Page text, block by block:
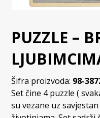
PUZZLE –
Šifra proizvoda: 98-
Set čine 4 puzzle (
su vezane uz